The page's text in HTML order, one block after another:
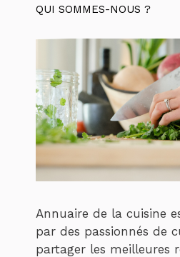
QUI SOMMES-NOUS ?
Annuaire de la cuisine
par des passionnés de
partager les meilleures